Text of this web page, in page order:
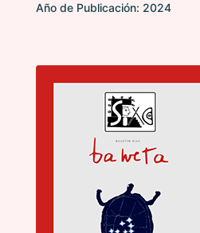
Año de Publicación: 2024